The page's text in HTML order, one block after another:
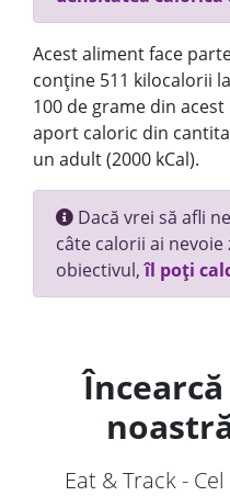
Acest aliment face
conține 511 kilocalorii
100 de grame din
aport caloric din
un adult (2000 kCal).
Dacă vrei să afli
câte calorii ai
obiectivul,îl poți
Eat & Track -